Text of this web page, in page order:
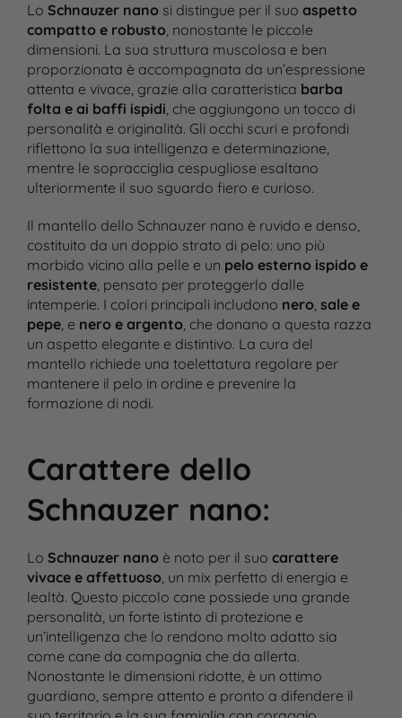
Cane
Lo Schnauzer nanosi distingue per il suo aspetto
compatto e robusto, nonostante le piccole
dimensioni. La sua struttura muscolosa e ben
proporzionata è accompagnata da un’espressione
attenta e vivace, grazie alla caratteristica barba
folta e ai baffi ispidi, che aggiungono un tocco di
personalità e originalità. Gli occhi scuri e profondi
riflettono la sua intelligenza e determinazione,
mentre le sopracciglia cespugliose esaltano
ulteriormente il suo sguardo fiero e curioso.
Il mantello dello Schnauzer nano è ruvido e denso,
costituito da un doppio strato di pelo: uno più
morbido vicino alla pelle e un pelo esterno ispido e
resistente, pensato per proteggerlo dalle
intemperie. I colori principali includono nero, sale e
pepe, e nero e argento, che donano a questa razza
un aspetto elegante e distintivo. La cura del
mantello richiede una toelettatura regolare per
mantenere il pelo in ordine e prevenire la
formazione di nodi.
Carattere dello
Schnauzer nano:
Lo Schnauzer nanoè noto per il suo carattere
vivace e affettuoso, un mix perfetto di energia e
lealtà. Questo piccolo cane possiede una grande
personalità, un forte istinto di protezione e
un’intelligenza che lo rendono molto adatto sia
come cane da compagnia che da allerta.
Nonostante le dimensioni ridotte, è un ottimo
guardiano, sempre attento e pronto a difendere il